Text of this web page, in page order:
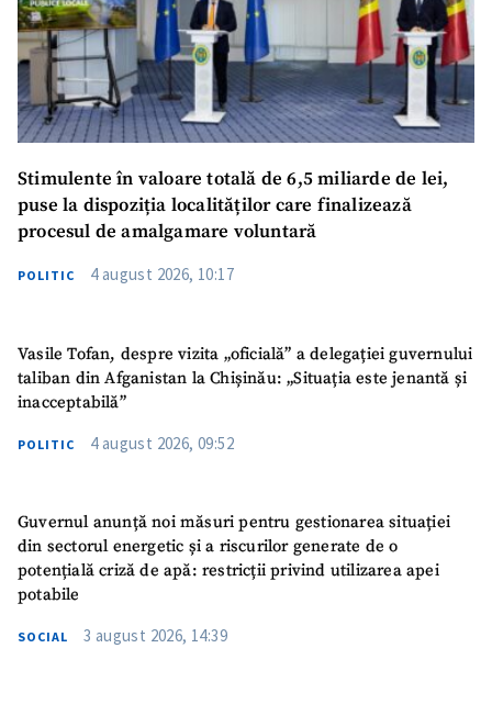
Stimulente în valoare totală de 6,5 miliarde de lei,
puse la dispoziția localităților care finalizează
procesul de amalgamare voluntară
POLITIC 4 august 2026, 10:17
Vasile Tofan, despre vizita „oficială” a delegației guvernului
taliban din Afganistan la Chișinău: „Situația este jenantă și
inacceptabilă”
POLITIC 4 august 2026, 09:52
Guvernul anunță noi măsuri pentru gestionarea situației
din sectorul energetic și a riscurilor generate de o
potențială criză de apă: restricții privind utilizarea apei
potabile
SOCIAL 3 august 2026, 14:39